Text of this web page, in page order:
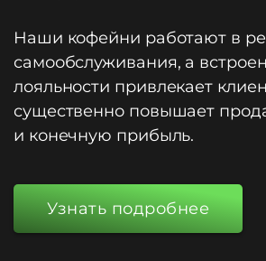
Наши кофейни работают в
самообслуживания, а
лояльности привлекает
существенно повышает
и конечную прибыль.
Узнать подробнее